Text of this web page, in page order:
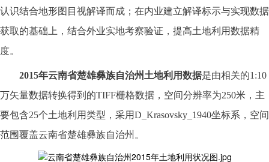
认识结合地形图目视解译而成；在内业建立解译标示与实现数据
获取的基础上，结合外业实地考察验证，提高土地利用数据精
度。
2015年云南省楚雄彝族自治州 土地利用数据是由相关的1:10
万矢量数据转换得到的TIFF栅格数据，空间分辨率为250米，主
要包含25个土地利用类型，采用D_Krasovsky_1940坐标系，空间
范围覆盖云南省楚雄彝族自治州 。